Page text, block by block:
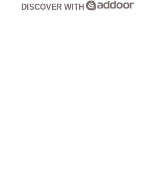
DISCOVER WITH